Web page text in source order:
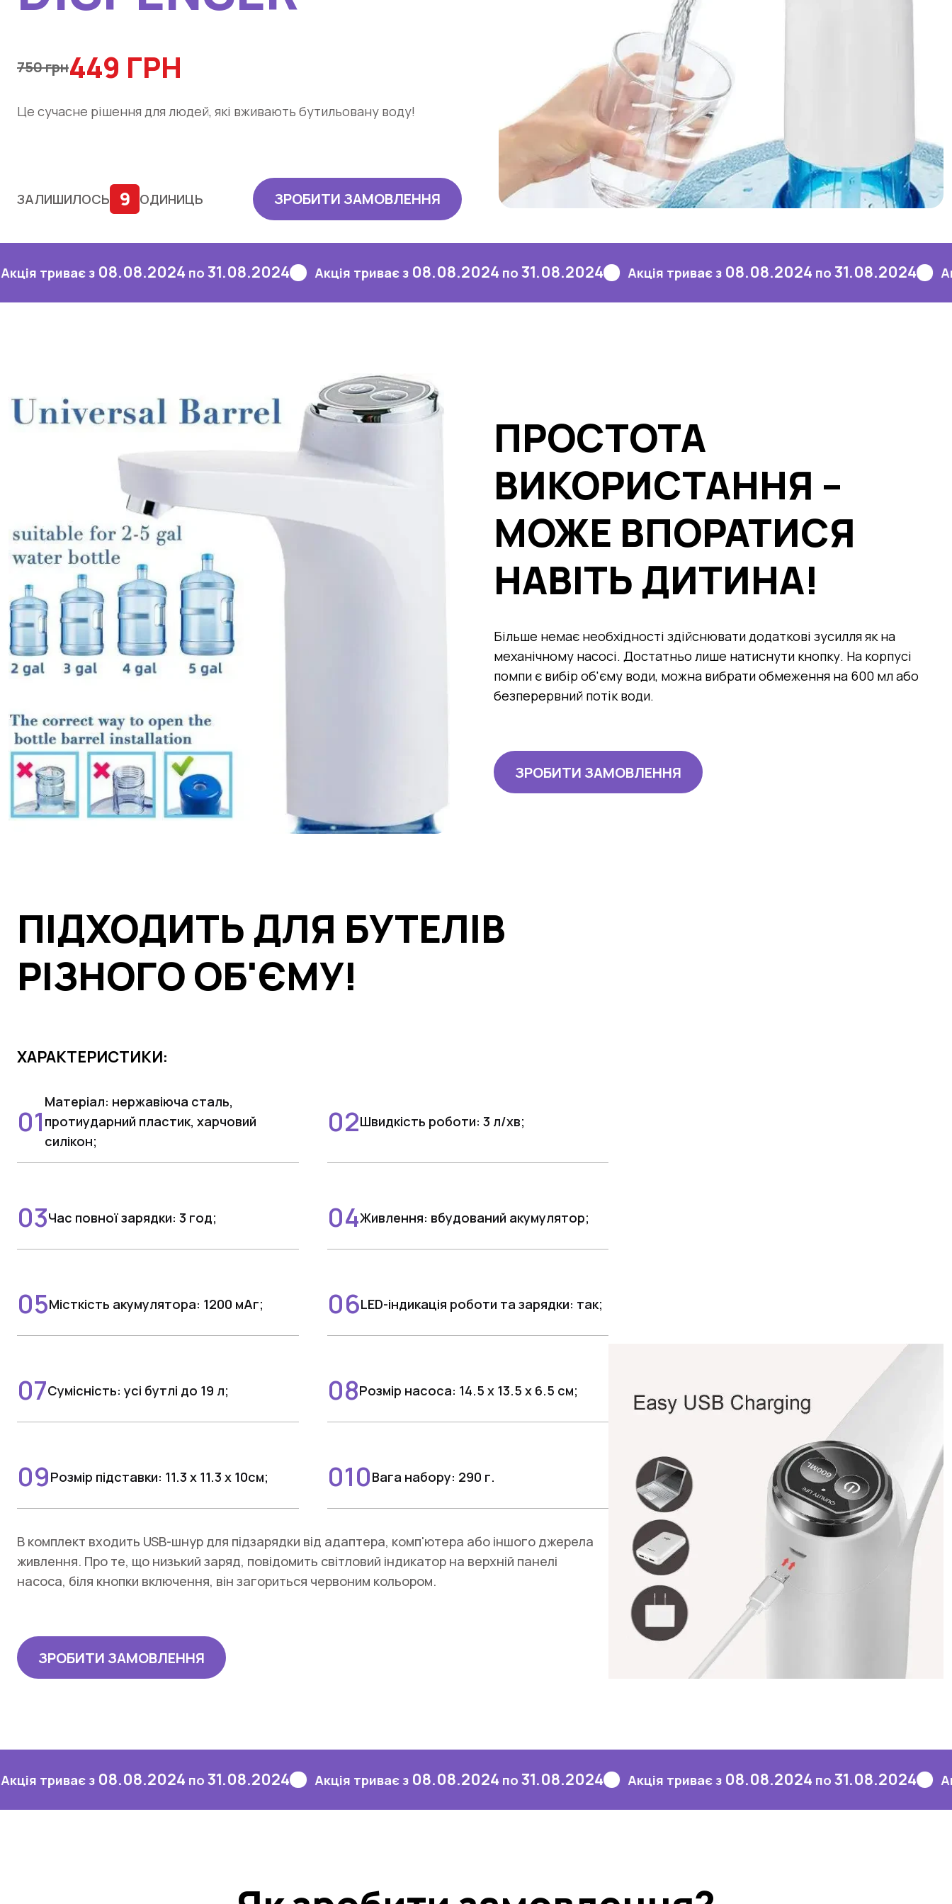
750 грн449 ГРН
Це сучасне рішення для людей, які вживають бутильовану воду!
ЗАЛИШИЛОСЬ 9 ОДИНИЦЬ ЗРОБИТИ ЗАМОВЛЕННЯ
з 08.08.2024по31.08.2024 Акція триває з 08.08.2024по31.08.2024 Акція триває з 08.08.2024по31.08.2024 Акція
ПРОСТОТА
ВИКОРИСТАННЯ –
МОЖЕ ВПОРАТИСЯ
НАВІТЬ ДИТИНА!
Більше немає необхідності здійснювати додаткові зусилля як на
механічному насосі. Достатньо лише натиснути кнопку. На корпусі
помпи є вибір об'єму води, можна вибрати обмеження на 600 мл або
безперервний потік води.
ЗРОБИТИ ЗАМОВЛЕННЯ
ПІДХОДИТЬ ДЛЯ БУТЕЛІВ
РІЗНОГО ОБ'ЄМУ!
ХАРАКТЕРИСТИКИ:
Матеріал: нержавіюча сталь,
протиударний пластик, харчовий
силікон;
Швидкість роботи: 3 л/хв;
Час повної зарядки: 3 год; Живлення: вбудований акумулятор;
Місткість акумулятора: 1200 мАг; LED-індикація роботи та зарядки: так;
Сумісність: усі бутлі до 19 л; Розмір насоса: 14.5 x 13.5 х 6.5 см;
Розмір підставки: 11.3 х 11.3 х 10см; Вага набору: 290 г.
В комплект входить USB-шнур для підзарядки від адаптера, комп'ютера або іншого джерела
живлення. Про те, що низький заряд, повідомить світловий індикатор на верхній панелі
насоса, біля кнопки включення, він загориться червоним кольором.
ЗРОБИТИ ЗАМОВЛЕННЯ
з 08.08.2024по31.08.2024 Акція триває з 08.08.2024по31.08.2024 Акція триває з 08.08.2024по31.08.2024 Акція